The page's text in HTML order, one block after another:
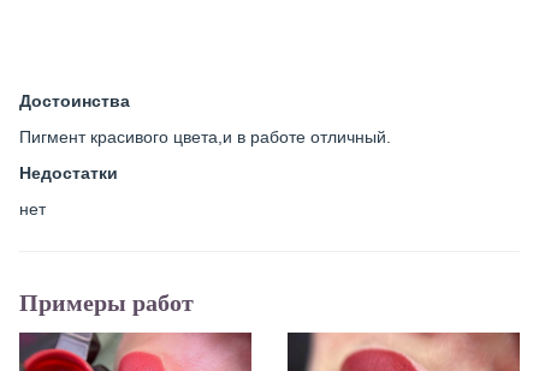
Достоинства
Пигмент красивого цвета,и в работе отличный.
Недостатки
нет
Примеры работ